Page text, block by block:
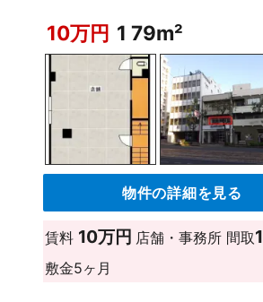
10万円 1 79m²
物件の詳細を見る
賃料 10万円 店舗・事務所 間取1
敷金5ヶ月